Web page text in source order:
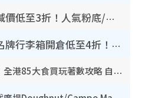
CHANEL美妝限時減價低至3折！人氣粉底/唇膏/精華液低至$275！COCO香水都有平
開倉優惠｜尖沙咀名牌行李箱開倉低至4折！一連5日 American Tourister/ace./Hallmark $200起！
【8月生日優惠2026】全港85大食買玩著數攻略 自助餐/火鍋放題同行免費＋誠品/DONKI送現金券